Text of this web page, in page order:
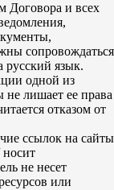
Договора и всех
сопровождаться
русский язык.
одной из
лишает ее права
отказом от
ссылок на сайты
носит
не несет
или